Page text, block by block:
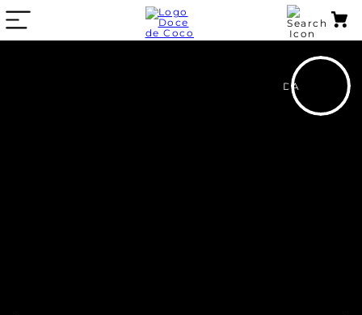
VIDEO DA PECA